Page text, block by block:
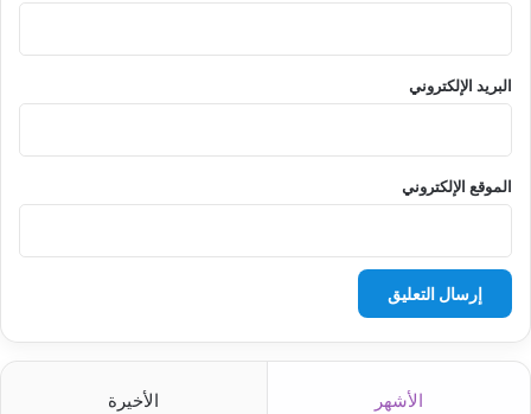
البريد الإلكتروني
الموقع الإلكتروني
الأشهر الأخيرة